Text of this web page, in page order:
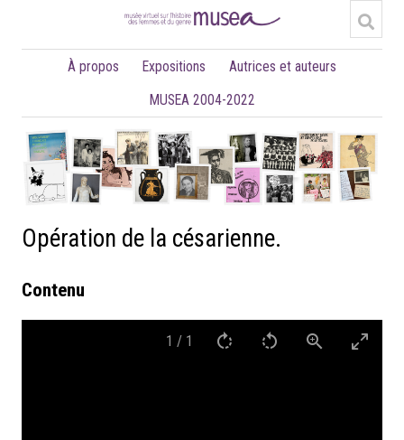
À propos Expositions
Autrices et auteurs
MUSEA 2004-2022
Opération de la césarienne.
Contenu
1 / 1